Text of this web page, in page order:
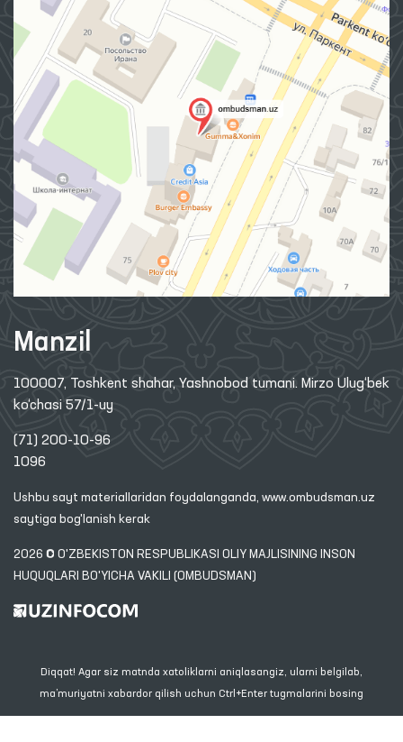
Manzil
100007, Toshkent shahar, Yashnobod tumani. Mirzo Ulug‘bek
ko‘chasi 57/1-uy
(71) 200-10-96
1096
Ushbu sayt materiallaridan foydalanganda, www.ombudsman.uz
saytiga bog'lanish kerak
2026 © O'ZBEKISTON RESPUBLIKASI OLIY MAJLISINING INSON
HUQUQLARI BO'YICHA VAKILI (OMBUDSMAN)
Diqqat! Agar siz matnda xatoliklarni aniqlasangiz, ularni belgilab,
ma’muriyatni xabardor qilish uchun Ctrl+Enter tugmalarini bosing